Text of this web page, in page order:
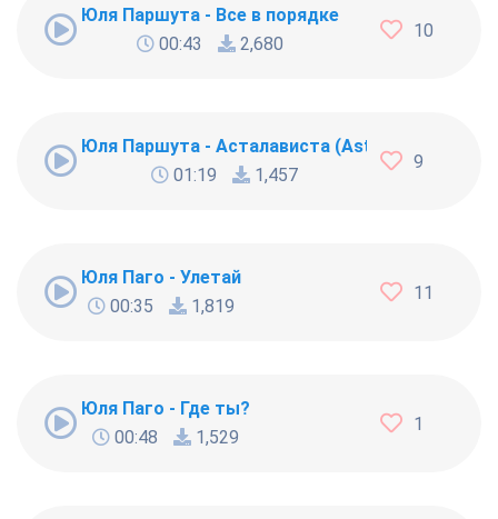
Юля Паршута - Все в порядке
00:43
2,680
10
Юля Паршута - Асталависта (Astero Remix)
01:19
1,457
9
Юля Паго - Улетай
00:35
1,819
11
Юля Паго - Где ты?
00:48
1,529
1